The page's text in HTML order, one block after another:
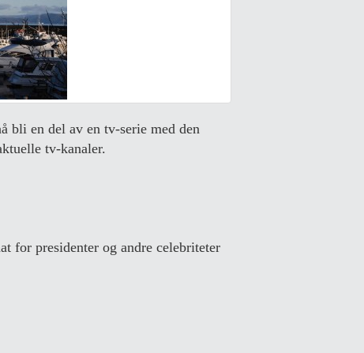
bli en del av en tv-serie med den
tv-kanaler.
for presidenter og andre celebriteter